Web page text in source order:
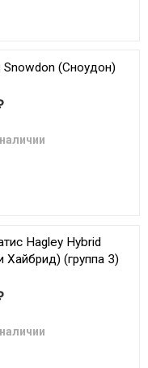
Snowdon (Сноудон)
Hagley Hybrid
Хайбрид) (группа 3)